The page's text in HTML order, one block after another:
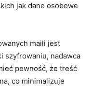
jak dane osobowe
maili jest
szyfrowaniu, nadawca
pewność, że treść
co minimalizuje